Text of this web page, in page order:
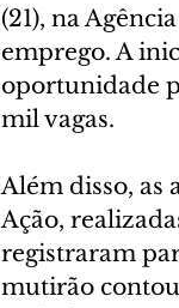
(21), na
emprego. A
oportunidade
mil vagas.
Além disso, as
Ação,
registraram
mutirão